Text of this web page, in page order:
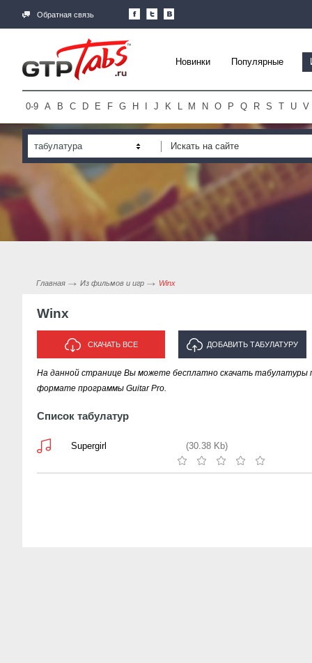
Обратная связь
Новинки Популярные
0-9 A B C D E F G H J K L M N O P Q R S T U V
табулатура
Главная Из фильмов и игр Winx
Winx
СКАЧАТЬ ВСЕ ДОБАВИТЬ ТАБУЛАТУРУ
ИСПОЛНИТЕЛЯ "WINX"
На данной странице Вы можете бесплатно скачать табулатуры
формате программы Guitar Pro.
Список табулатур
Supergirl (30.38 Kb)